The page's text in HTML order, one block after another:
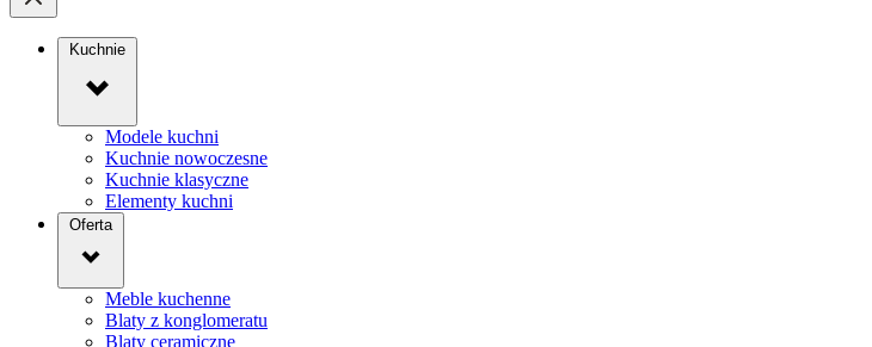
Kuchnie
Modele kuchni
Kuchnie nowoczesne
Kuchnie klasyczne
Elementy kuchni
Oferta
Meble kuchenne
Blaty z konglomeratu
Blaty ceramiczne